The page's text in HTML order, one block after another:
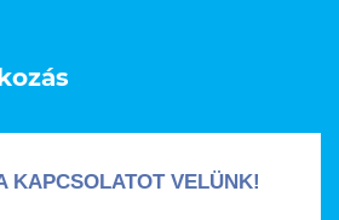
KAPCSOLATOT VELÜNK!